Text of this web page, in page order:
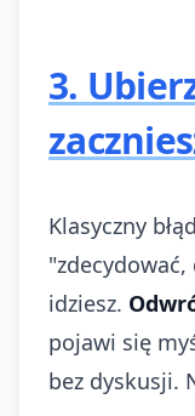
3.
Klasyczny
"zdecydować,
idziesz.
pojawi się
bez dyskusji.